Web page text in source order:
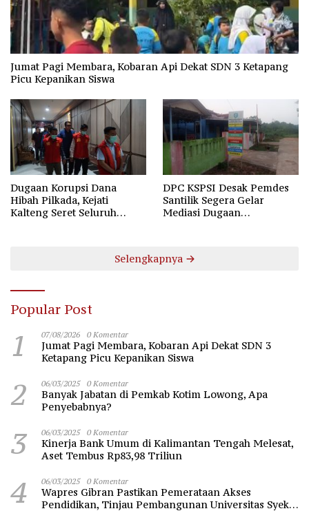
Jumat Pagi Membara, Kobaran Api Dekat SDN 3 Ketapang
Picu Kepanikan Siswa
Dugaan Korupsi Dana
Hibah Pilkada, Kejati
Kalteng Seret Seluruh
DPC KSPSI Desak Pemdes
Santilik Segera Gelar
Mediasi Dugaan
Selengkapnya
Popular Post
1 07/08/2026 0 Komentar
Jumat Pagi Membara, Kobaran Api Dekat SDN 3
Ketapang Picu Kepanikan Siswa
2 06/03/2025 0 Komentar
Banyak Jabatan di Pemkab Kotim Lowong, Apa
Penyebabnya?
3 06/03/2025 0 Komentar
Kinerja Bank Umum di Kalimantan Tengah Melesat,
Aset Tembus Rp83,98 Triliun
4 06/03/2025 0 Komentar
Wapres Gibran Pastikan Pemerataan Akses
Pendidikan, Tinjau Pembangunan Universitas Syekh